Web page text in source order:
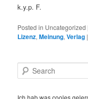
k.y.p. F.
Posted in Uncategorized
Lizenz,Meinung,Verlag |
e
rIch hab was cooles